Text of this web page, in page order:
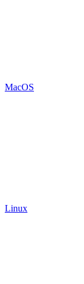
MacOS
Linux